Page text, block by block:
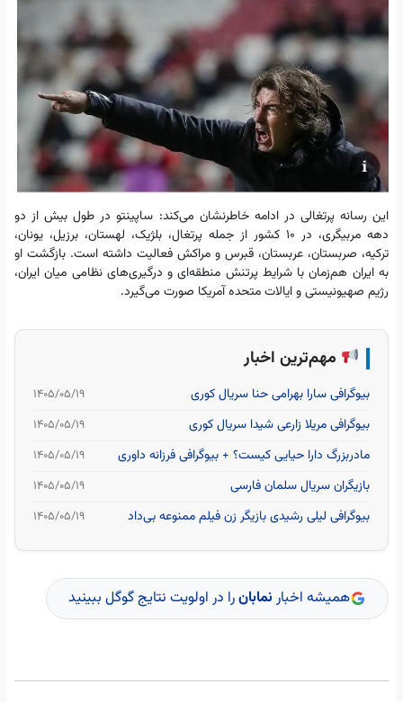
این رسانه پرتغالی در ادامه خاطرنشان می‌کند: ساپینتو در طول بیش از دو
دهه مربیگری، در ۱۰ کشور از جمله پرتغال، بلژیک، لهستان، برزیل، یونان،
ترکیه، صربستان، عربستان، قبرس و مراکش فعالیت داشته است. بازگشت او
به ایران هم‌زمان با شرایط پرتنش منطقه‌ای و درگیری‌های نظامی میان ایران،
رژیم صهیونیستی و ایالات متحده آمریکا صورت می‌گیرد.
مهم‌ترین اخبار
بیوگرافی سارا بهرامی حنا سریال کوری ۱۴۰۵/۰۵/۱۹
بیوگرافی مریلا زارعی شیدا سریال کوری ۱۴۰۵/۰۵/۱۹
مادربزرگ دارا حیایی کیست؟ + بیوگرافی فرزانه داوری ۱۴۰۵/۰۵/۱۹
بازیگران سریال سلمان فارسی ۱۴۰۵/۰۵/۱۹
بیوگرافی لیلی رشیدی بازیگر زن فیلم ممنوعه بی‌داد ۱۴۰۵/۰۵/۱۹
همیشه اخبار نمابانرا در اولویت نتایج گوگل ببینید